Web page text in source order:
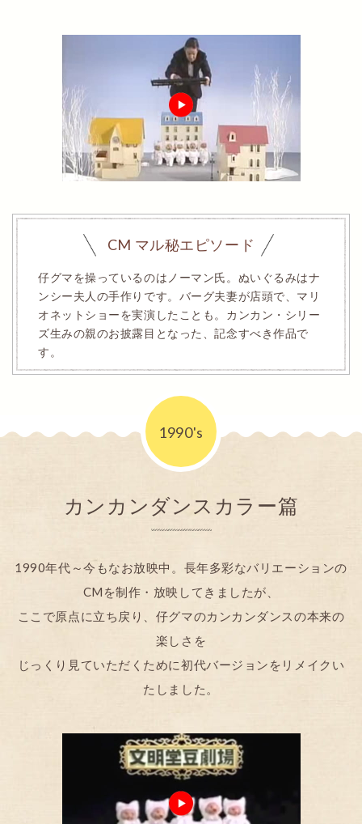
CM マル秘エピソード
仔グマを操っているのはノーマン氏。ぬいぐるみはナ
ンシー夫人の手作りです。バーグ夫妻が店頭で、マリ
オネットショーを実演したことも。カンカン・シリー
ズ生みの親のお披露目となった、記念すべき作品で
す。
1990's
カンカンダンスカラー篇
1990年代～今もなお放映中。長年多彩なバリエーションの
CMを制作・放映してきましたが、
ここで原点に立ち戻り、仔グマのカンカンダンスの本来の
楽しさを
じっくり見ていただくために初代バージョンをリメイクい
たしました。